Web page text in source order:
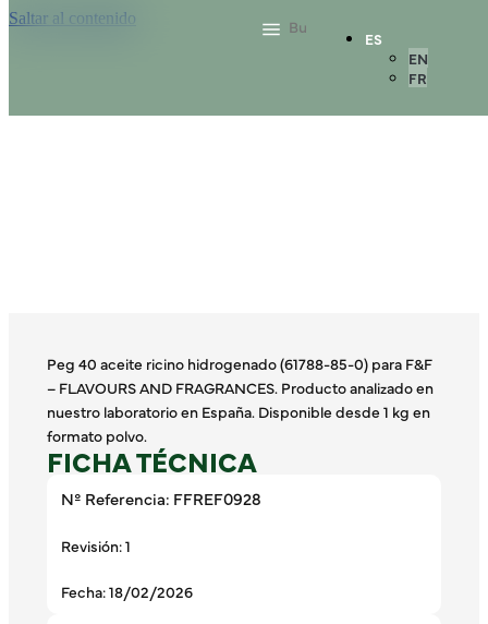
Saltar al contenido
ES
EN
FR
Peg 40 aceite ricino hidrogenado (61788-85-0) para F&F
– FLAVOURS AND FRAGRANCES. Producto analizado en
nuestro laboratorio en España. Disponible desde 1 kg en
formato polvo.
FICHA TÉCNICA
Nº Referencia: FFREF0928
Revisión: 1
Fecha: 18/02/2026